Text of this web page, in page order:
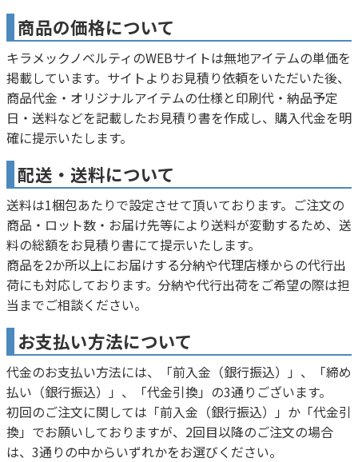
商品の価格について
キラメックノベルティのWEBサイトは無地アイテムの単価を
掲載しています。サイトよりお見積り依頼をいただいた後、
商品代金・オリジナルアイテムの仕様と印刷代・納品予定
日・送料などを記載したお見積り書を作成し、購入代金を明
確に提示いたします。
配送・送料について
送料は1梱包あたりで設定させて頂いております。ご注文の
商品・ロット数・お届け先等により送料が変動するため、送
料の総額をお見積り書にて提示いたします。
商品を2か所以上にお届けする分納や代理店様からの代行出
荷にも対応しております。分納や代行出荷をご希望の際は担
当までご相談ください。
お支払い方法について
代金のお支払い方法には、「前入金（銀行振込）」、「締め
払い（銀行振込）」、「代金引換」の3通りございます。
初回のご注文に関しては「前入金（銀行振込）」か「代金引
換」でお願いしておりますが、2回目以降のご注文の場合
は、3通りの中からいずれかをお選びください。